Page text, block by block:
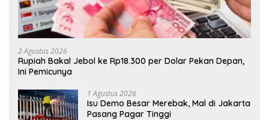
2 Agustus 2026
Rupiah Bakal Jebol ke Rp18.300 per Dolar Pekan Depan,
Ini Pemicunya
1 Agustus 2026
Isu Demo Besar Merebak, Mal di Jakarta
Pasang Pagar Tinggi